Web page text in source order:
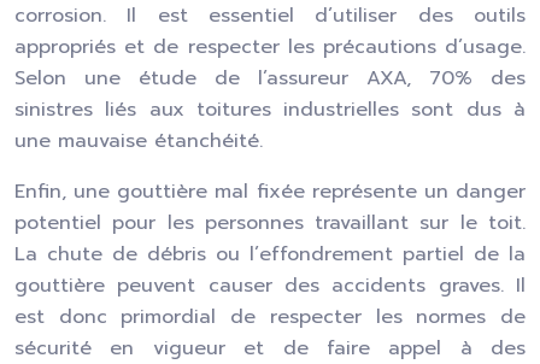
corrosion. Il est essentiel d’utiliser des outils
appropriés et de respecter les précautions d’usage.
Selon une étude de l’assureur AXA, 70% des
sinistres liés aux toitures industrielles sont dus à
une mauvaise étanchéité.
Enfin, une gouttière mal fixée représente un danger
potentiel pour les personnes travaillant sur le toit.
La chute de débris ou l’effondrement partiel de la
gouttière peuvent causer des accidents graves. Il
est donc primordial de respecter les normes de
sécurité en vigueur et de faire appel à des